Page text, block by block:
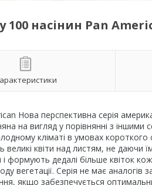
100 насінин Pan
Нова перспективна серія
на вигляд у порівнянні з іншими
кліматі в умовах короткого
великі квіти над листям, не даючи
дедалі більше квіток
вегетації. Серія не має аналогів
якщо забезпечується